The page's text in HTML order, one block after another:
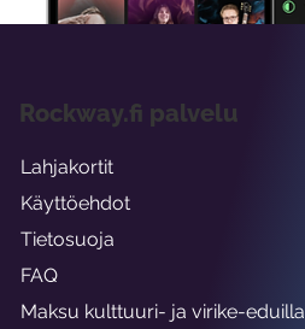
Rockway.fi palvelu
Lahjakortit
Käyttöehdot
Tietosuoja
FAQ
Maksu kulttuuri- ja virike-eduilla